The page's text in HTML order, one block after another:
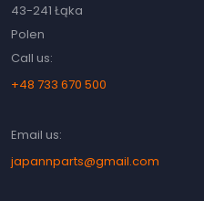
43-241 Łąka
Polen
Call us:
+48 733 670 500
Email us:
japannparts@gmail.com